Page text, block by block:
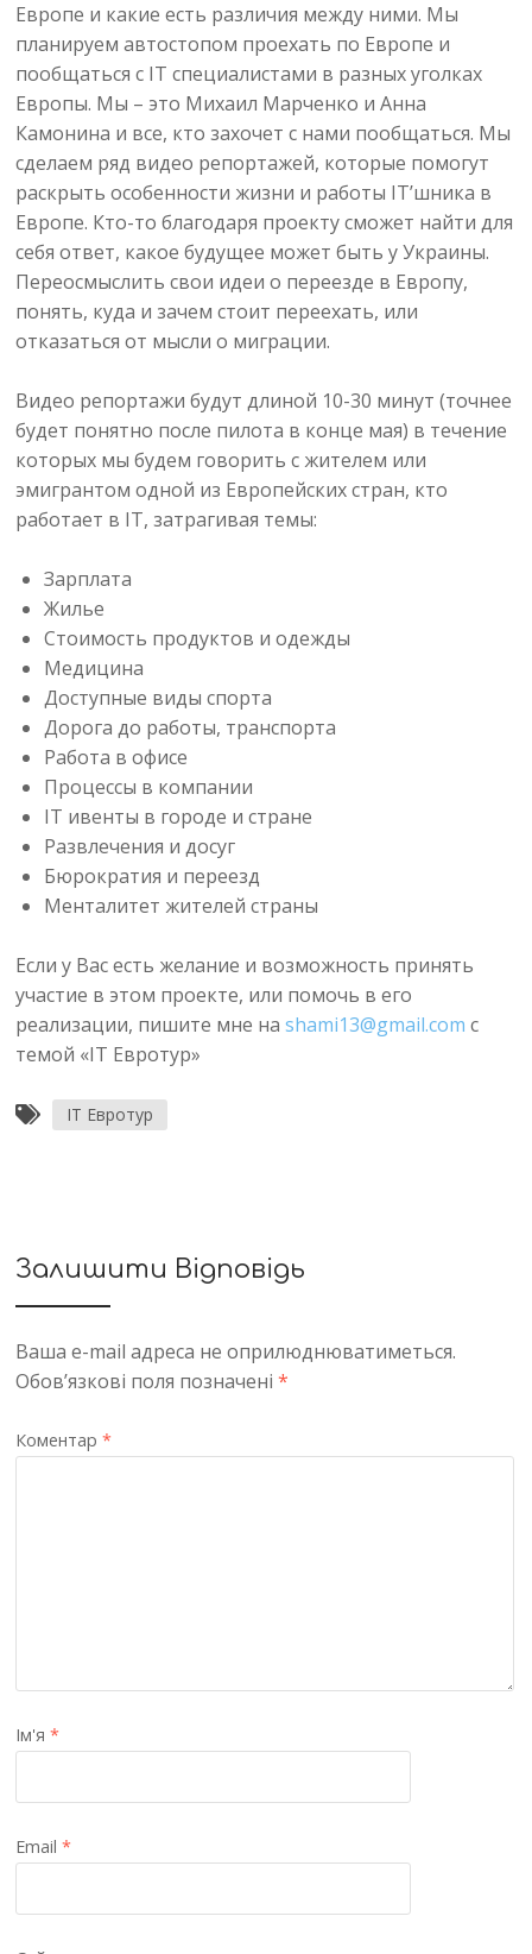
Европе и какие есть различия между ними. Мы
планируем автостопом проехать по Европе и
пообщаться с IT специалистами в разных уголках
Европы. Мы – это Михаил Марченко и Анна
Камонина и все, кто захочет с нами пообщаться. Мы
сделаем ряд видео репортажей, которые помогут
раскрыть особенности жизни и работы IT’шника в
Европе. Кто-то благодаря проекту сможет найти для
себя ответ, какое будущее может быть у Украины.
Переосмыслить свои идеи о переезде в Европу,
понять, куда и зачем стоит переехать, или
отказаться от мысли о миграции.
Видео репортажи будут длиной 10-30 минут (точнее
будет понятно после пилота в конце мая) в течение
которых мы будем говорить с жителем или
эмигрантом одной из Европейских стран, кто
работает в IT, затрагивая темы:
Зарплата
Жилье
Стоимость продуктов и одежды
Медицина
Доступные виды спорта
Дорога до работы, транспорта
Работа в офисе
Процессы в компании
IT ивенты в городе и стране
Развлечения и досуг
Бюрократия и переезд
Менталитет жителей страны
Если у Вас есть желание и возможность принять
участие в этом проекте, или помочь в его
реализации, пишите мне наshami13@gmail.com c
темой «IT Евротур»
IT Евротур
Залишити Відповідь
Ваша e-mail адреса не оприлюднюватиметься.
Обов’язкові поля позначені*
Коментар*
Ім'я*
Email*